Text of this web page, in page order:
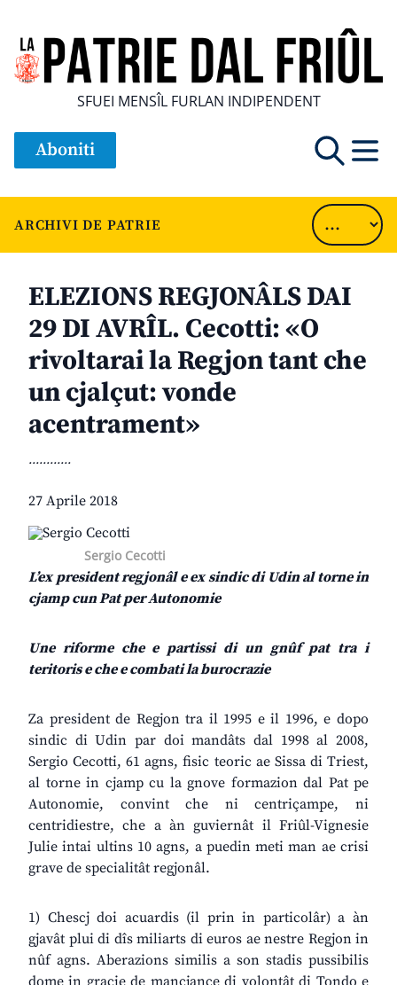
SFUEI MENSÎL FURLAN INDIPENDENT
Aboniti
ARCHIVI DE PATRIE
ELEZIONS REGJONÂLS DAI
29 DI AVRÎL. Cecotti: «O
rivoltarai la Regjon tant che
un cjalçut: vonde
acentrament»
............
27 Aprile 2018
Sergio Cecotti
L’ex president regjonâl e ex sindic di Udin al torne in
cjamp cun Pat per Autonomie
Une riforme che e partissi di un gnûf pat tra i
teritoris e che e combati la burocrazie
Za president de Regjon tra il 1995 e il 1996, e dopo
sindic di Udin par doi mandâts dal 1998 al 2008,
Sergio Cecotti, 61 agns, fisic teoric ae Sissa di Triest,
al torne in cjamp cu la gnove formazion dal Pat pe
Autonomie, convint che ni centriçampe, ni
centridiestre, che a àn guviernât il Friûl-Vignesie
Julie intai ultins 10 agns, a puedin meti man ae crisi
grave de specialitât regjonâl.
1) Chescj doi acuardis (il prin in particolâr) a àn
gjavât plui di dîs miliarts di euros ae nestre Regjon in
nûf agns. Aberazions similis a son stadis pussibilis